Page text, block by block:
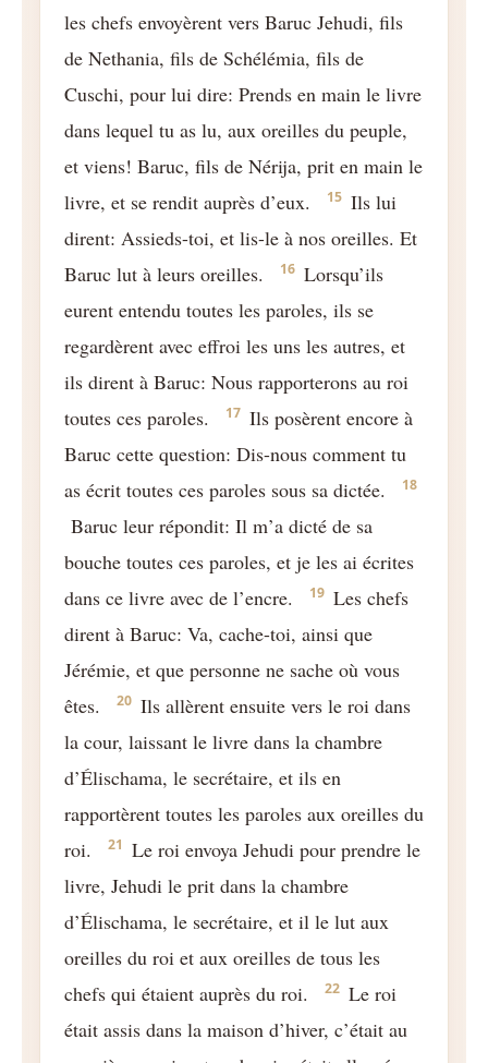
les chefs envoyèrent vers Baruc Jehudi, fils
de Nethania, fils de Schélémia, fils de
Cuschi, pour lui dire: Prends en main le livre
dans lequel tu as lu, aux oreilles du peuple,
et viens! Baruc, fils de Nérija, prit en main le
livre, et se rendit auprès d’eux.
15 Ils lui
dirent: Assieds-toi, et lis-le à nos oreilles. Et
Baruc lut à leurs oreilles.
16 Lorsqu’ils
eurent entendu toutes les paroles, ils se
regardèrent avec effroi les uns les autres, et
ils dirent à Baruc: Nous rapporterons au roi
toutes ces paroles.
17 Ils posèrent encore à
Baruc cette question: Dis-nous comment tu
as écrit toutes ces paroles sous sa dictée.
18
Baruc leur répondit: Il m’a dicté de sa
bouche toutes ces paroles, et je les ai écrites
dans ce livre avec de l’encre.
19 Les chefs
dirent à Baruc: Va, cache-toi, ainsi que
Jérémie, et que personne ne sache où vous
êtes.
20 Ils allèrent ensuite vers le roi dans
la cour, laissant le livre dans la chambre
d’Élischama, le secrétaire, et ils en
rapportèrent toutes les paroles aux oreilles du
roi.
21 Le roi envoya Jehudi pour prendre le
livre, Jehudi le prit dans la chambre
d’Élischama, le secrétaire, et il le lut aux
oreilles du roi et aux oreilles de tous les
chefs qui étaient auprès du roi.
22 Le roi
était assis dans la maison d’hiver, c’était au